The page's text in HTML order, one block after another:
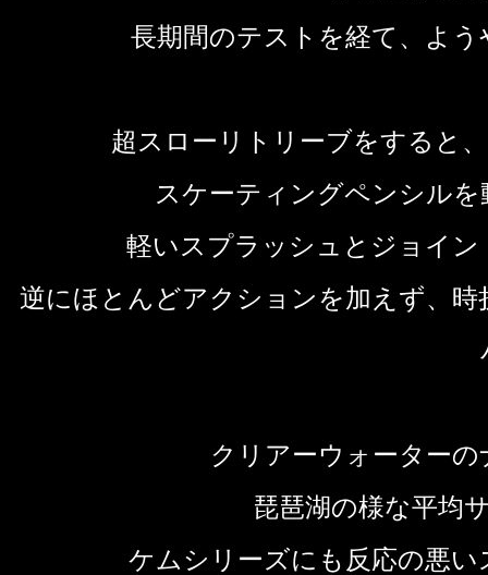
長期間のテストを経て、よ
超スローリトリーブをすると
スケーティングペンシル
軽いスプラッシュとジョイ
逆にほとんどアクションを加えず、
クリアーウォーター
琵琶湖の様な平均
ケムシリーズにも反応の悪